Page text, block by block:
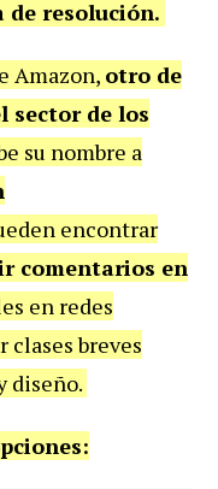
de resolución.
Amazon, otro de
sector de los
su nombre a
encontrar
comentarios en
en redes
clases breves
diseño.